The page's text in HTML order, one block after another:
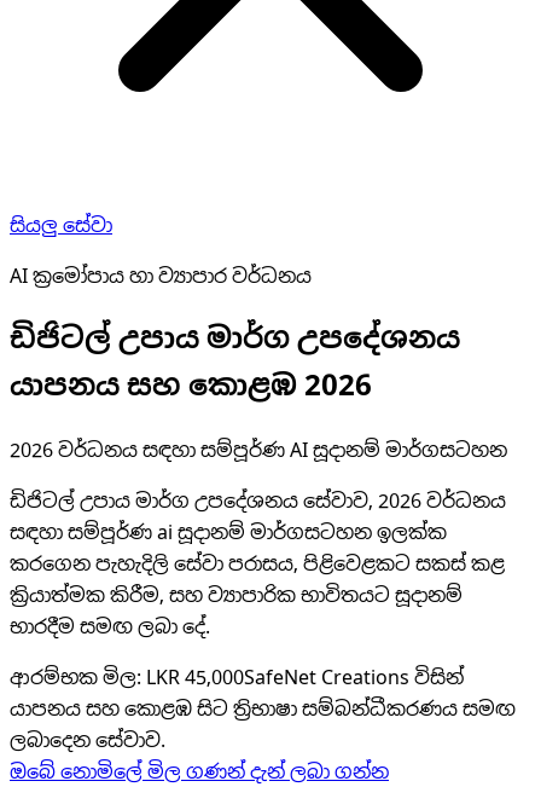
සියලු සේවා
AI ක්‍රමෝපාය හා ව්‍යාපාර වර්ධනය
ඩිජිටල් උපාය මාර්ග උපදේශනය
යාපනය සහ කොළඹ 2026
2026 වර්ධනය සඳහා සම්පූර්ණ AI සූදානම් මාර්ගසටහන
ඩිජිටල් උපාය මාර්ග උපදේශනය සේවාව, 2026 වර්ධනය
සඳහා සම්පූර්ණ ai සූදානම් මාර්ගසටහන ඉලක්ක
කරගෙන පැහැදිලි සේවා පරාසය, පිළිවෙළකට සකස් කළ
ක්‍රියාත්මක කිරීම, සහ ව්‍යාපාරික භාවිතයට සූදානම්
භාරදීම සමඟ ලබා දේ.
ආරම්භක මිල: LKR 45,000SafeNet Creations විසින්
යාපනය සහ කොළඹ සිට ත්‍රිභාෂා සම්බන්ධීකරණය සමඟ
ලබාදෙන සේවාව.
ඔබේ නොමිලේ මිල ගණන් දැන් ලබා ගන්න